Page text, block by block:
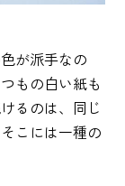
が派手なの
もの白い紙も
るのは、同じ
こには一種の